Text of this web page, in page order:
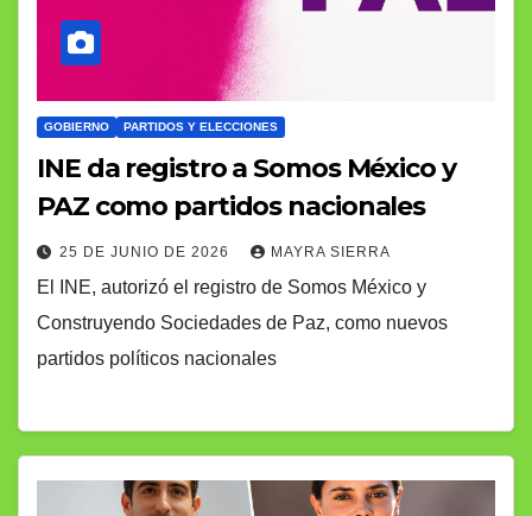
GOBIERNO PARTIDOS Y ELECCIONES
INE da registro a Somos México y
PAZ como partidos nacionales
25 DE JUNIO DE 2026 MAYRA SIERRA
El INE, autorizó el registro de Somos México y
Construyendo Sociedades de Paz, como nuevos
partidos políticos nacionales